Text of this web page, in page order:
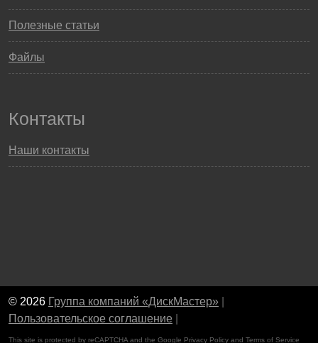
Полезные статьи
Файлы
Контакты
Наши контакты
© 2026 Группа компаний «ДискМастер»
Пользовательское соглашение
This site is protected by reCAPTCHA and the Google Privacy Policy and Terms of Service